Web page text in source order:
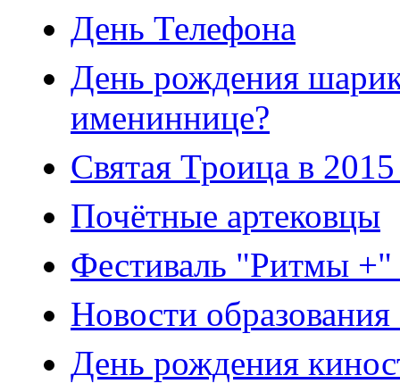
День Телефона
День рождения
имениннице?
Святая Троица в
Почётные артековцы
Фестиваль "Ритмы +"
Новости
День рождения